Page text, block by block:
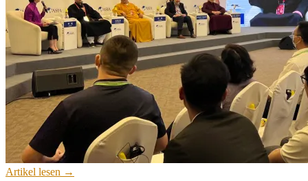
Artikel lesen →